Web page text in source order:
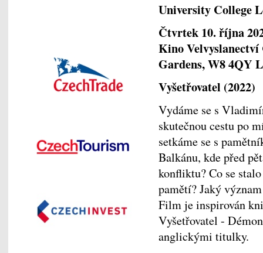
University College
Čtvrtek 10. října
Kino Velvyslanectví
Gardens, W8 4QY
Vyšetřovatel (2022)
Vydáme se s
skutečnou cestu po
setkáme se s
Balkánu, kde před
konfliktu? Co se
pamětí? Jaký
Film je inspirován
Vyšetřovatel -
anglickými titulky.